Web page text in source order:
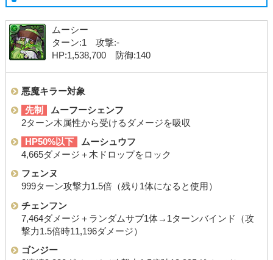
ムーシー
ターン:1 攻撃:-
HP:1,538,700 防御:140
悪魔キラー対象
先制
ムーフーシェンフ
2ターン木属性から受けるダメージを吸収
HP50%以下
ムーシュウフ
4,665ダメージ＋木ドロップをロック
フェンヌ
999ターン攻撃力1.5倍（残り1体になると使用）
チェンフン
7,464ダメージ＋ランダムサブ1体→1ターンバインド（攻
撃力1.5倍時11,196ダメージ）
ゴンジー